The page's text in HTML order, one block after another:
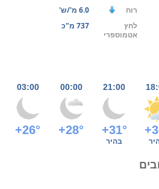
רוח
6.0 מ'/ש'
לחץ
אטמוספרי
737 מ"כ
21:00
00:00
03:00
+31°
+28°
+26°
בהיר